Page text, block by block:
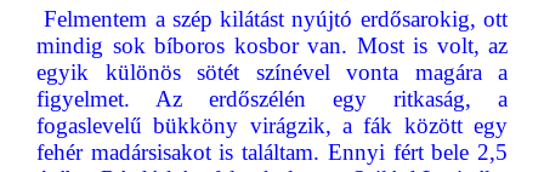
Felmentem a szép kilátást nyújtó erdősarokig, ott
mindig sok bíboros kosbor van. Most is volt, az
egyik különös sötét színével vonta magára a
figyelmet. Az erdőszélén egy ritkaság, a
fogaslevelű bükköny virágzik, a fák között egy
fehér madársisakot is találtam. Ennyi fért bele 2,5